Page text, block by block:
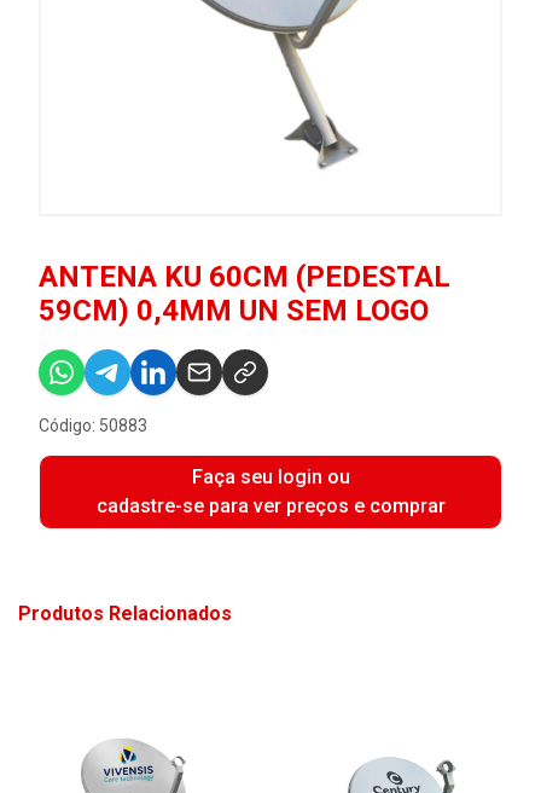
ANTENA KU 60CM (PEDESTAL
59CM) 0,4MM UN SEM LOGO
Código: 50883
Faça seu login ou
cadastre-se para ver preços e comprar
Produtos Relacionados